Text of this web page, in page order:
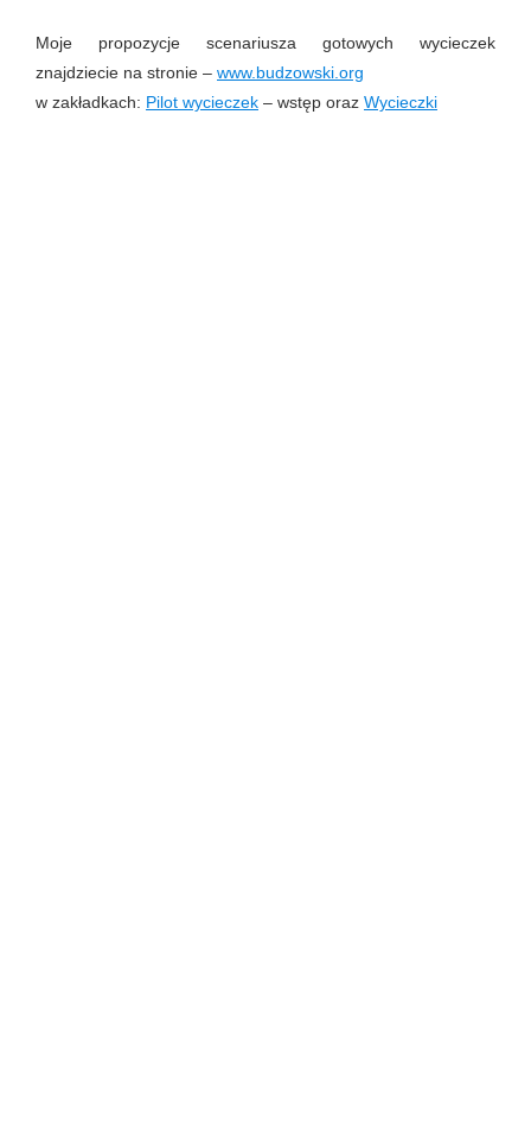
Moje propozycje scenariusza gotowych wycieczek
znajdziecie na stronie – www.budzowski.org
w zakładkach: Pilot wycieczek – wstęp oraz Wycieczki